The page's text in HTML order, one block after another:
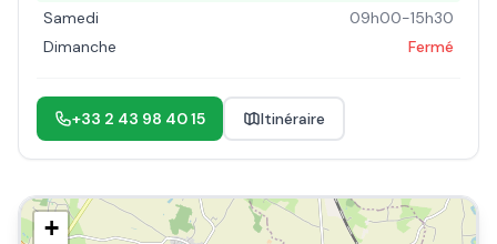
Samedi
09h00-15h30
Dimanche
Fermé
+33 2 43 98 40 15 Itinéraire
+